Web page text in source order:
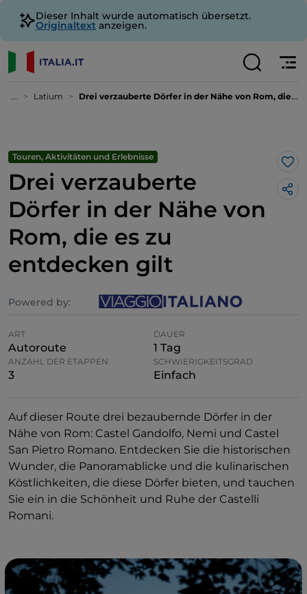
Dieser Inhalt wurde automatisch übersetzt.
Originaltext anzeigen.
... Latium Drei verzauberte Dörfer in der Nähe von Rom, die es zu entdecken gilt
Touren, Aktivitäten und Erlebnisse
Drei verzauberte
Dörfer in der Nähe von
Rom, die es zu
entdecken gilt
Powered by:
ART
Autoroute
DAUER
1 Tag
ANZAHL DER ETAPPEN
3
SCHWIERIGKEITSGRAD
Einfach
Auf dieser Route drei bezaubernde Dörfer in der
Nähe von Rom: Castel Gandolfo, Nemi und Castel
San Pietro Romano. Entdecken Sie die historischen
Wunder, die Panoramablicke und die kulinarischen
Köstlichkeiten, die diese Dörfer bieten, und tauchen
Sie ein in die Schönheit und Ruhe der Castelli
Romani.